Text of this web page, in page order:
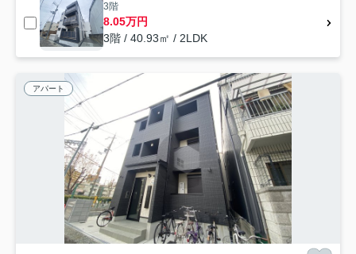
3階
8.05万円
3階 / 40.93㎡ / 2LDK
アパート